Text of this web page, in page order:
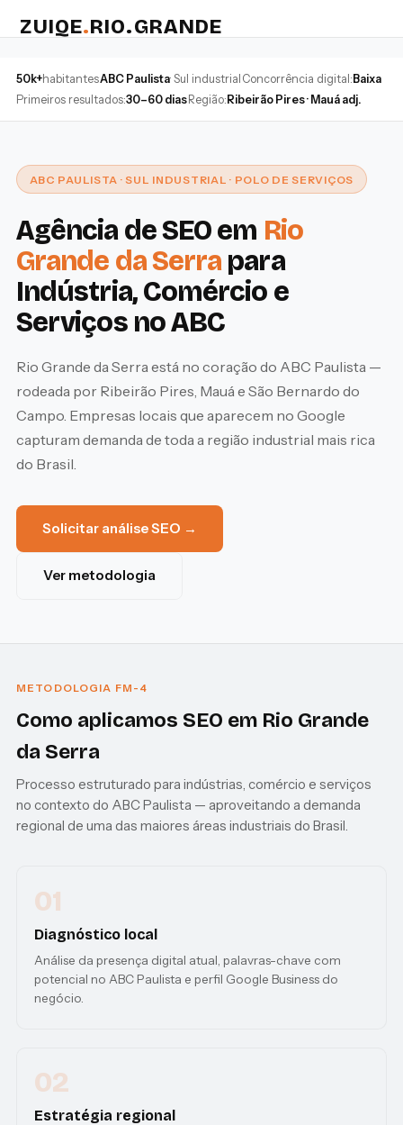
ZUIQE.RIO.GRANDE
50k+habitantes·ABC Paulista· Sul industrial Concorrência digital: Baixa·
Primeiros resultados:30–60 dias· Região: Ribeirão Pires · Mauá adj.
ABC PAULISTA · SUL INDUSTRIAL · POLO DE SERVIÇOS
Agência de SEO em Rio
Grande da Serrapara
Indústria, Comércio e
Serviços no ABC
Rio Grande da Serra está no coração do ABC Paulista —
rodeada por Ribeirão Pires, Mauá e São Bernardo do
Campo. Empresas locais que aparecem no Google
capturam demanda de toda a região industrial mais rica
do Brasil.
Solicitar análise SEO →
Ver metodologia
METODOLOGIA FM-4
Como aplicamos SEO em Rio Grande
da Serra
Processo estruturado para indústrias, comércio e serviços
no contexto do ABC Paulista — aproveitando a demanda
regional de uma das maiores áreas industriais do Brasil.
01
Diagnóstico local
Análise da presença digital atual, palavras-chave com
potencial no ABC Paulista e perfil Google Business do
negócio.
02
Estratégia regional